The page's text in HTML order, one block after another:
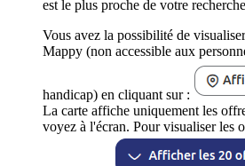
est le plus proche de votre
Vous avez la possibilité de
Mappy (non accessible aux
handicap) en cliquant sur :
La carte affiche uniquement les
voyez à l'écran. Pour visualiser les